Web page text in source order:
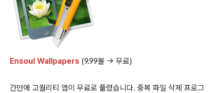
Ensoul Wallpapers (9.99불 → 무료)
간만에 고퀄리티 앱이 무료로 풀렸습니다. 중복 파일 삭제 프로그